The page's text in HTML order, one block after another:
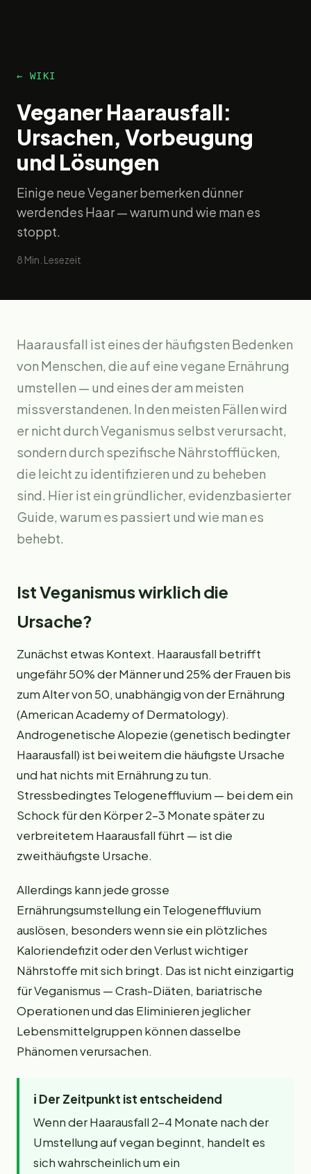
← WIKI
Veganer Haarausfall:
Ursachen, Vorbeugung
und Lösungen
Einige neue Veganer bemerken dünner
werdendes Haar — warum und wie man es
stoppt.
8 Min. Lesezeit
Haarausfall ist eines der häufigsten Bedenken
von Menschen, die auf eine vegane Ernährung
umstellen — und eines der am meisten
missverstandenen. In den meisten Fällen wird
er nicht durch Veganismus selbst verursacht,
sondern durch spezifische Nährstofflücken,
die leicht zu identifizieren und zu beheben
sind. Hier ist ein gründlicher, evidenzbasierter
Guide, warum es passiert und wie man es
behebt.
Ist Veganismus wirklich die
Ursache?
Zunächst etwas Kontext. Haarausfall betrifft
ungefähr 50% der Männer und 25% der Frauen bis
zum Alter von 50, unabhängig von der Ernährung
(American Academy of Dermatology).
Androgenetische Alopezie (genetisch bedingter
Haarausfall) ist bei weitem die häufigste Ursache
und hat nichts mit Ernährung zu tun.
Stressbedingtes Telogeneffluvium — bei dem ein
Schock für den Körper 2–3 Monate später zu
verbreitetem Haarausfall führt — ist die
zweithäufigste Ursache.
Allerdings kann jede grosse
Ernährungsumstellung ein Telogeneffluvium
auslösen, besonders wenn sie ein plötzliches
Kaloriendefizit oder den Verlust wichtiger
Nährstoffe mit sich bringt. Das ist nicht einzigartig
für Veganismus — Crash-Diäten, bariatrische
Operationen und das Eliminieren jeglicher
Lebensmittelgruppen können dasselbe
Phänomen verursachen.
ℹ️ Der Zeitpunkt ist entscheidend
Wenn der Haarausfall 2–4 Monate nach der
Umstellung auf vegan beginnt, handelt es
sich wahrscheinlich um ein